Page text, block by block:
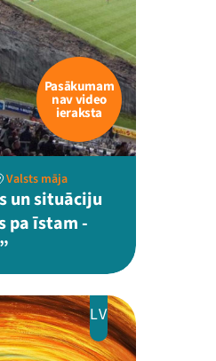
Pasākumam
nav video
ieraksta
Valsts māja
un situāciju
pa īstam -
LV